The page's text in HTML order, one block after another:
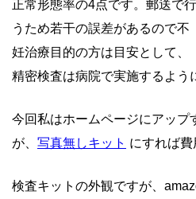
正常形態率の4点です。郵送で行
うため若干の誤差があるので不
妊治療目的の方は目安として、
精密検査は病院で実施するよう
今回私はホームページにアップ
が、 写真無しキット にすれば費
検査キットの外観ですが、